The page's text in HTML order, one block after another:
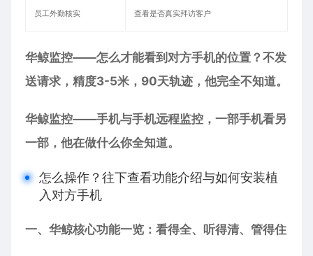
员工外勤核实 查看是否真实拜访客户
华鲸监控——怎么才能看到对方手机的位置？不发
送请求，精度3-5米，90天轨迹，他完全不知道。
华鲸监控——手机与手机远程监控，一部手机看另
一部，他在做什么你全知道。
怎么操作？往下查看功能介绍与如何安装植
入对方手机
一、华鲸核心功能一览：看得全、听得清、管得住